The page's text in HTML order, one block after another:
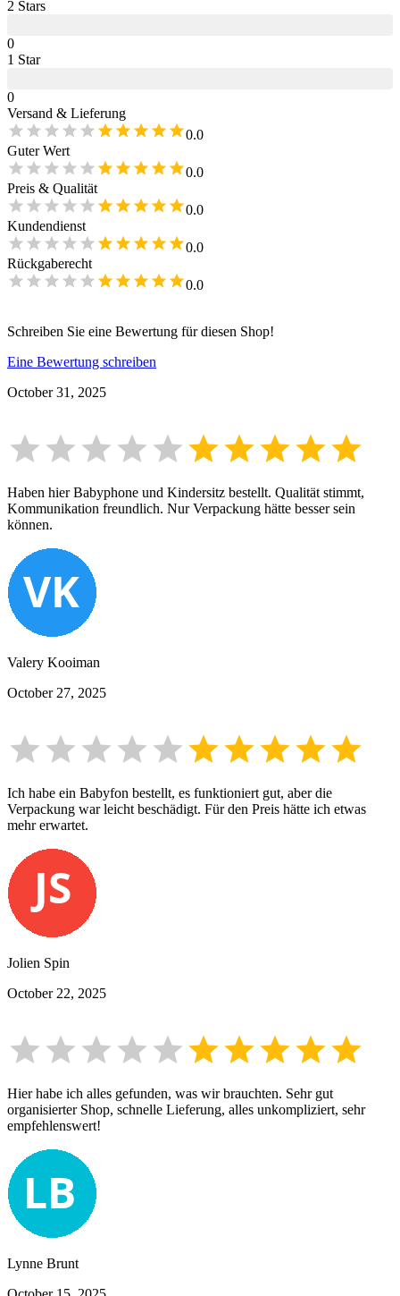
2 Stars
0
1 Star
0
Versand & Lieferung
0.0
Guter Wert
0.0
Preis & Qualität
0.0
Kundendienst
0.0
Rückgaberecht
0.0
Schreiben Sie eine Bewertung für diesen Shop!
Eine Bewertung schreiben
October 31, 2025
Haben hier Babyphone und Kindersitz bestellt. Qualität stimmt,
Kommunikation freundlich. Nur Verpackung hätte besser sein
können.
Valery Kooiman
October 27, 2025
Ich habe ein Babyfon bestellt, es funktioniert gut, aber die
Verpackung war leicht beschädigt. Für den Preis hätte ich etwas
mehr erwartet.
Jolien Spin
October 22, 2025
Hier habe ich alles gefunden, was wir brauchten. Sehr gut
organisierter Shop, schnelle Lieferung, alles unkompliziert, sehr
empfehlenswert!
Lynne Brunt